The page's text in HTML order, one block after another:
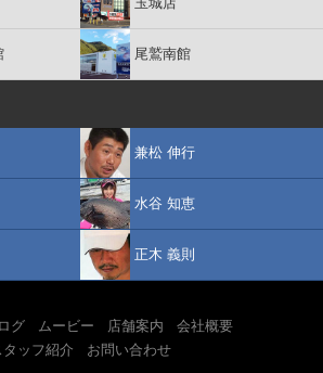
尾鷲南館
兼松 伸行
水谷 知恵
正木 義則
グ ムービー 店舗案内
会社概要
タッフ紹介
お問い合わせ